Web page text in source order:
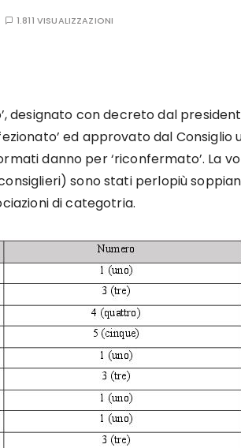
1.811 VISUALIZZAZIONI
designato con decreto dal
ed approvato dal Consiglio
danno per ‘riconfermato’. La
sono stati perlopiù
di categotria.